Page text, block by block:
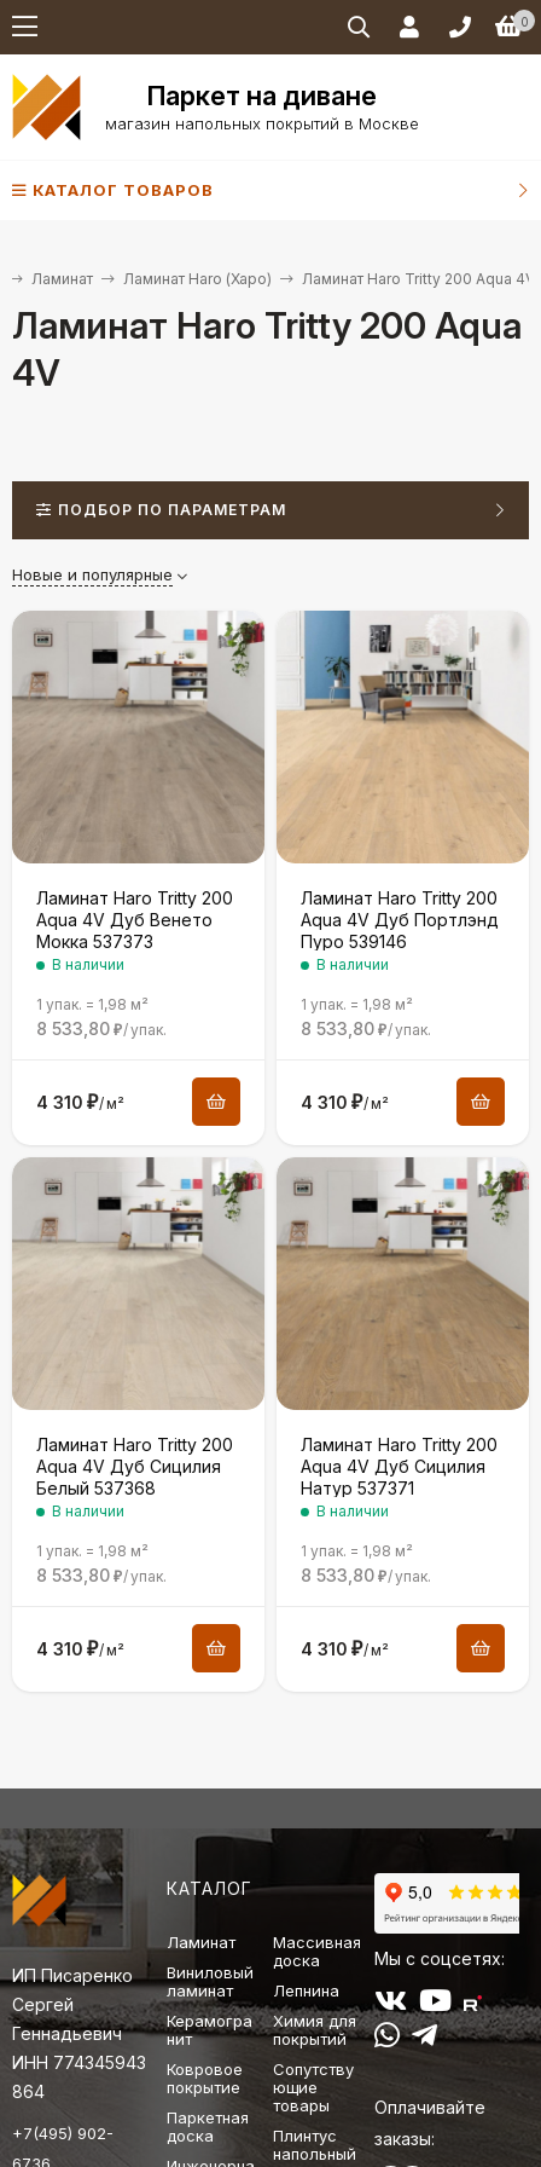
0
Паркет на диване
магазин напольных покрытий в Москве
КАТАЛОГ ТОВАРОВ
Ламинат Ламинат Haro (Харо) Ламинат Haro Tritty 200 Aqua 4V
Ламинат Haro Tritty 200 Aqua
4V
ПОДБОР ПО ПАРАМЕТРАМ
Новые и популярные
Ламинат Haro Tritty 200
Aqua 4V Дуб Венето
Мокка 537373
В наличии
1 упак. = 1,98 м²
8 533,80 ₽/упак.
4 310 ₽/м²
Ламинат Haro Tritty 200
Aqua 4V Дуб Портлэнд
Пуро 539146
В наличии
1 упак. = 1,98 м²
8 533,80 ₽/упак.
4 310 ₽/м²
Ламинат Haro Tritty 200
Aqua 4V Дуб Сицилия
Белый 537368
В наличии
1 упак. = 1,98 м²
8 533,80 ₽/упак.
4 310 ₽/м²
Ламинат Haro Tritty 200
Aqua 4V Дуб Сицилия
Натур 537371
В наличии
1 упак. = 1,98 м²
8 533,80 ₽/упак.
4 310 ₽/м²
ИП Писаренко
Сергей
Геннадьевич
ИНН 774345943
864
+7(495) 902-
КАТАЛОГ
Ламинат
Виниловый
ламинат
Керамогра
нит
Ковровое
покрытие
Паркетная
доска
Массивная
доска
Лепнина
Химия для
покрытий
Сопутству
ющие
товары
Плинтус
напольный
Мы с соцсетях:
Оплачивайте
заказы: